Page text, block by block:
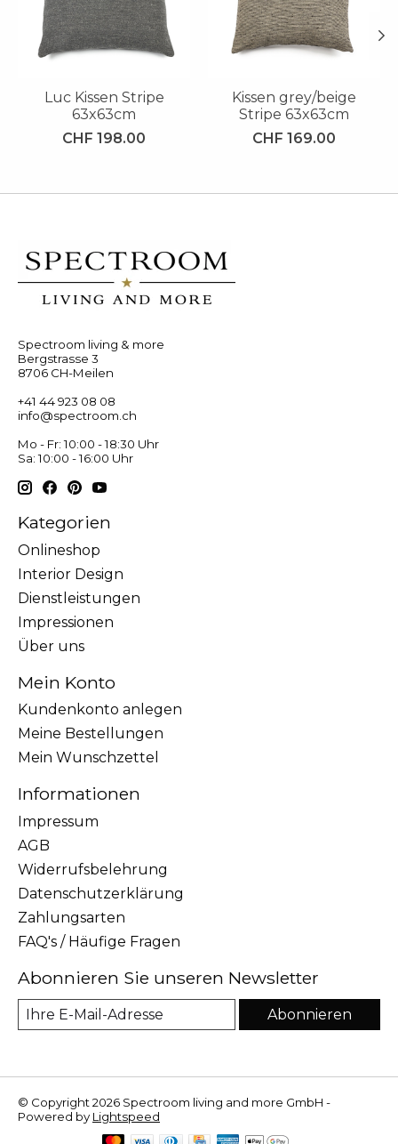
Luc Kissen Stripe
63x63cm
CHF 198.00
Kissen grey/beige
Stripe 63x63cm
CHF 169.00
Spectroom living & more
Bergstrasse 3
8706 CH-Meilen
+41 44 923 08 08
info@spectroom.ch
Mo - Fr: 10:00 - 18:30 Uhr
Sa: 10:00 - 16:00 Uhr
Kategorien
Onlineshop
Interior Design
Dienstleistungen
Impressionen
Über uns
Mein Konto
Kundenkonto anlegen
Meine Bestellungen
Mein Wunschzettel
Informationen
Impressum
AGB
Widerrufsbelehrung
Datenschutzerklärung
Zahlungsarten
FAQ's / Häufige Fragen
Abonnieren Sie unseren Newsletter
Abonnieren
© Copyright 2026 Spectroom living and more GmbH -
Powered by Lightspeed